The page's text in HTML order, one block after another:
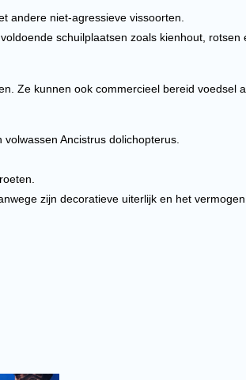
andere niet-agressieve vissoorten.
schuilplaatsen zoals kienhout, rotsen
Ze kunnen ook commercieel bereid voedsel
Ancistrus dolichopterus.
zijn decoratieve uiterlijk en het